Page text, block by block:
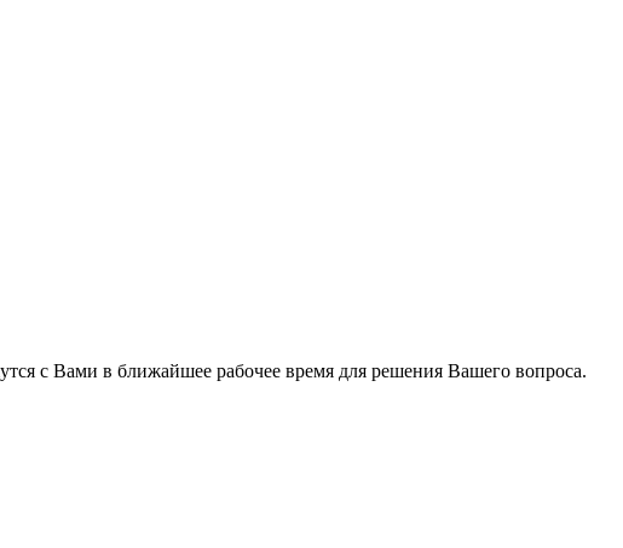
с Вами в ближайшее рабочее время для решения Вашего вопроса.